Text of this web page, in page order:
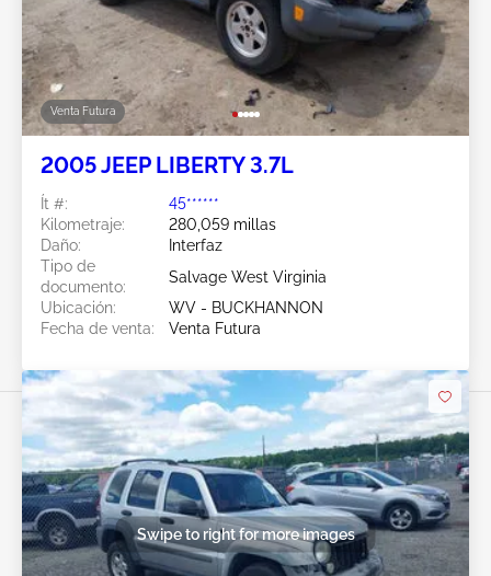
Venta Futura
2005 JEEP LIBERTY 3.7L
Ít #:
45******
Kilometraje:
280,059 millas
Daño:
Interfaz
Tipo de
documento:
Salvage West Virginia
Ubicación:
WV - BUCKHANNON
Fecha de venta:
Venta Futura
Swipe to right for more images